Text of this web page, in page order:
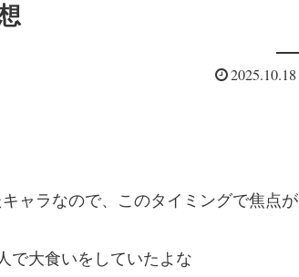
2025.10.18
ャラなので、このタイミングで焦点が
で大食いをしていたよな